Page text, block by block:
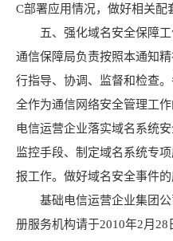
C部署应用情况，做好相关配
五、强化域名安全保障工
通信保障局负责按照本通知
行指导、协调、监督和检查
全作为通信网络安全管理工
电信运营企业落实域名系统
监控手段、制定域名系统专
报工作。做好域名安全事件的
基础电信运营企业集团公
册服务机构请于2010年2月